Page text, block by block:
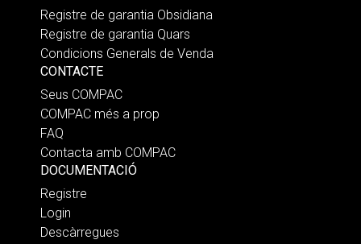
Registre de garantia Obsidiana
Registre de garantia Quars
Condicions Generals de Venda
CONTACTE
Seus COMPAC
COMPAC més a prop
FAQ
Contacta amb COMPAC
DOCUMENTACIÓ
Registre
Login
Descàrregues